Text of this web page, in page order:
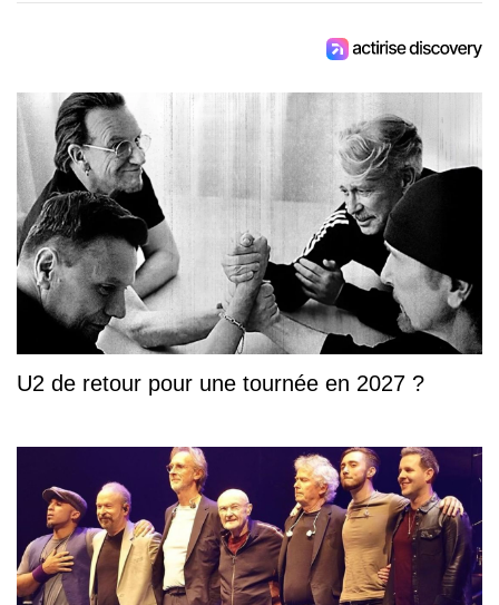
U2 de retour pour une tournée en 2027 ?